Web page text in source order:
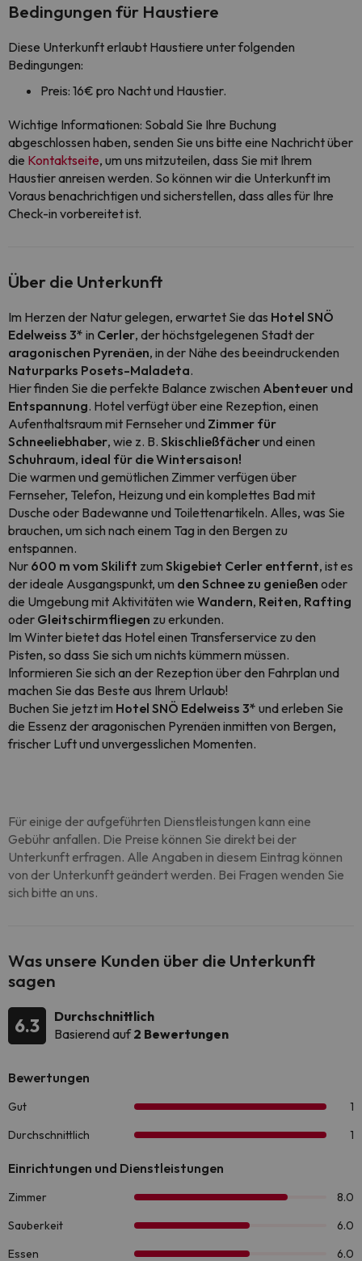
Bedingungen für Haustiere
Diese Unterkunft erlaubt Haustiere unter folgenden
Bedingungen:
Preis: 16€ pro Nacht und Haustier.
Wichtige Informationen: Sobald Sie Ihre Buchung
abgeschlossen haben, senden Sie uns bitte eine Nachricht über
die Kontaktseite, um uns mitzuteilen, dass Sie mit Ihrem
Haustier anreisen werden. So können wir die Unterkunft im
Voraus benachrichtigen und sicherstellen, dass alles für Ihre
Check-in vorbereitet ist.
Über die Unterkunft
Im Herzen der Natur gelegen, erwartet Sie das Hotel SNÖ
Edelweiss 3* in Cerler, der höchstgelegenen Stadt der
aragonischen Pyrenäen, in der Nähe des beeindruckenden
Naturparks Posets-Maladeta.
Hier finden Sie die perfekte Balance zwischen Abenteuer und
Entspannung. Hotel verfügt über eine Rezeption, einen
Aufenthaltsraum mit Fernseher und Zimmer für
Schneeliebhaber, wie z. B. Skischließfächerund einen
Schuhraum, ideal für die Wintersaison!
Die warmen und gemütlichen Zimmer verfügen über
Fernseher, Telefon, Heizung und ein komplettes Bad mit
Dusche oder Badewanne und Toilettenartikeln. Alles, was Sie
brauchen, um sich nach einem Tag in den Bergen zu
entspannen.
Nur 600 m vom Skilift zum Skigebiet Cerler entfernt, ist es
der ideale Ausgangspunkt, um den Schnee zu genießen oder
die Umgebung mit Aktivitäten wie Wandern, Reiten, Rafting
oder Gleitschirmfliegen zu erkunden.
Im Winter bietet das Hotel einen Transferservice zu den
Pisten, so dass Sie sich um nichts kümmern müssen.
Informieren Sie sich an der Rezeption über den Fahrplan und
machen Sie das Beste aus Ihrem Urlaub!
Buchen Sie jetzt im Hotel SNÖ Edelweiss 3* und erleben Sie
die Essenz der aragonischen Pyrenäen inmitten von Bergen,
frischer Luft und unvergesslichen Momenten.
Für einige der aufgeführten Dienstleistungen kann eine
Gebühr anfallen. Die Preise können Sie direkt bei der
Unterkunft erfragen. Alle Angaben in diesem Eintrag können
von der Unterkunft geändert werden. Bei Fragen wenden Sie
sich bitte an uns.
Was unsere Kunden über die Unterkunft
sagen
6.3
Durchschnittlich
Basierend auf2 Bewertungen